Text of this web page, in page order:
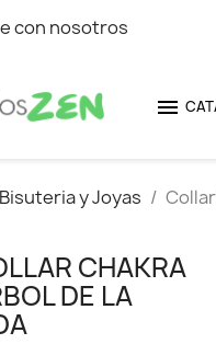
con nosotros

Bisuteria y Joyas
CHAKRA
DE LA